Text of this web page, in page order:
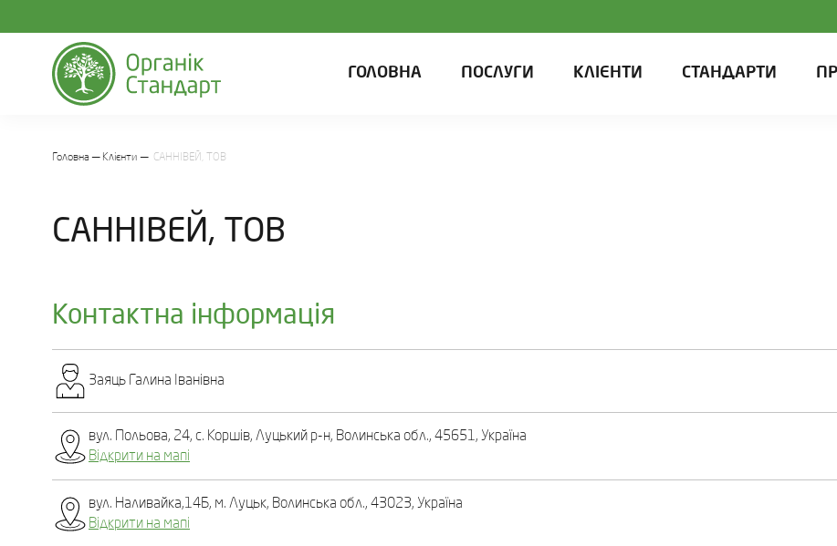
ГОЛОВНА ПОСЛУГИ КЛІЄНТИ СТАНДАРТИ
Головна Клієнти САННІВЕЙ, ТОВ
САННІВЕЙ, ТОВ
Контактна інформація
Заяць Галина Іванівна
вул. Польова, 24, с. Коршів, Луцький р-н, Волинська обл., 45651, Україна
Відкрити на мапі
вул. Наливайка,14Б, м. Луцьк, Волинська обл., 43023, Україна
Відкрити на мапі